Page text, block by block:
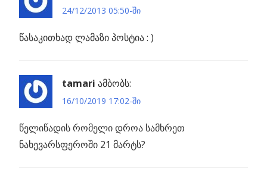
ახლოს
ვოიდს უტევს
24/12/2013 05:50-ში
წასაკითხად ლამაზი პოსტია : )
tamari ამბობს:
16/10/2019 17:02-ში
წელიწადის რომელი დროა სამხრეთ
ნახევარსფეროში 21 მარტს?